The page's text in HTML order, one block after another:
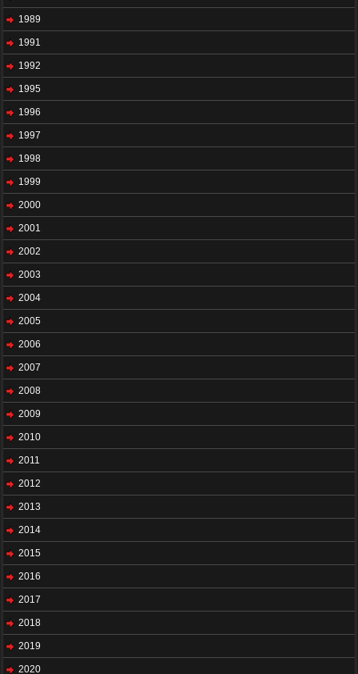
1989
1991
1992
1995
1996
1997
1998
1999
2000
2001
2002
2003
2004
2005
2006
2007
2008
2009
2010
2011
2012
2013
2014
2015
2016
2017
2018
2019
2020